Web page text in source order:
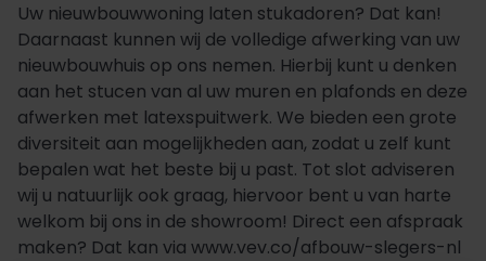
Uw nieuwbouwwoning laten stukadoren? Dat kan!
Daarnaast kunnen wij de volledige afwerking van uw
nieuwbouwhuis op ons nemen. Hierbij kunt u denken
aan het stucen van al uw muren en plafonds en deze
afwerken met latexspuitwerk. We bieden een grote
diversiteit aan mogelijkheden aan, zodat u zelf kunt
bepalen wat het beste bij u past. Tot slot adviseren
wij u natuurlijk ook graag, hiervoor bent u van harte
welkom bij ons in de showroom! Direct een afspraak
maken? Dat kan via www.vev.co/afbouw-slegers-nl